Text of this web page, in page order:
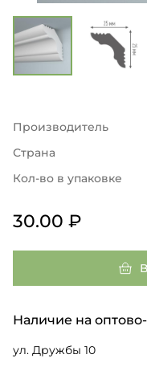
Производитель
Страна
Кол-во в упаковке
30.00 ₽
Наличие на
ул. Дружбы 10